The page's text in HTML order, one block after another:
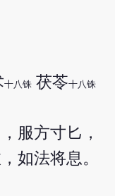
十八铢 茯苓十八铢
服方寸匕，
如法将息。